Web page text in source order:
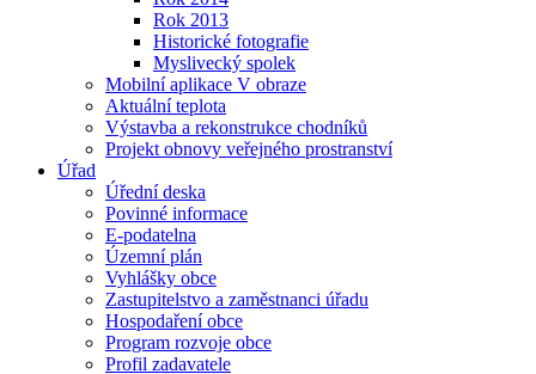
Rok 2013
Historické fotografie
Myslivecký spolek
Mobilní aplikace V obraze
Aktuální teplota
Výstavba a rekonstrukce chodníků
Projekt obnovy veřejného prostranství
Úřad
Úřední deska
Povinné informace
E-podatelna
Územní plán
Vyhlášky obce
Zastupitelstvo a zaměstnanci úřadu
Hospodaření obce
Program rozvoje obce
Profil zadavatele